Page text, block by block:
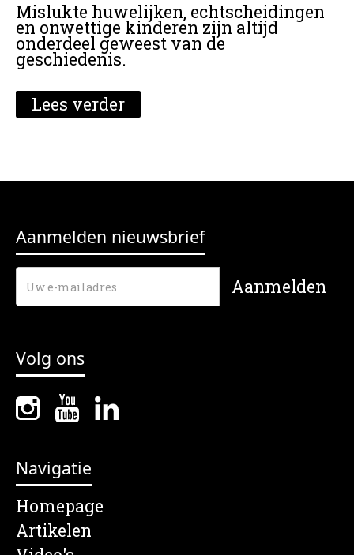
Mislukte huwelijken, echtscheidingen
en onwettige kinderen zijn altijd
onderdeel geweest van de
geschiedenis.
Lees verder
Aanmelden nieuwsbrief
Volg ons
Navigatie
Homepage
Artikelen